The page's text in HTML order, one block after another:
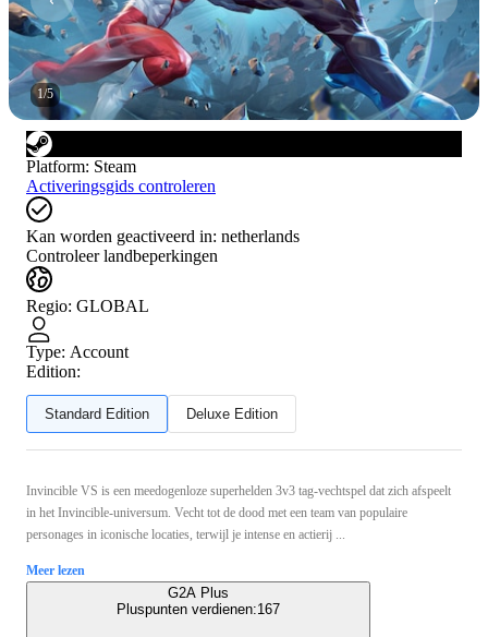
1/5
Platform: Steam
Activeringsgids controleren
Kan worden geactiveerd in: netherlands
Controleer landbeperkingen
Regio: GLOBAL
Type: Account
Edition:
Standard Edition Deluxe Edition
Invincible VS is een meedogenloze superhelden 3v3 tag-vechtspel dat zich afspeelt
in het Invincible-universum. Vecht tot de dood met een team van populaire
personages in iconische locaties, terwijl je intense en actierij ...
Meer lezen
G2A Plus
Pluspunten verdienen:167